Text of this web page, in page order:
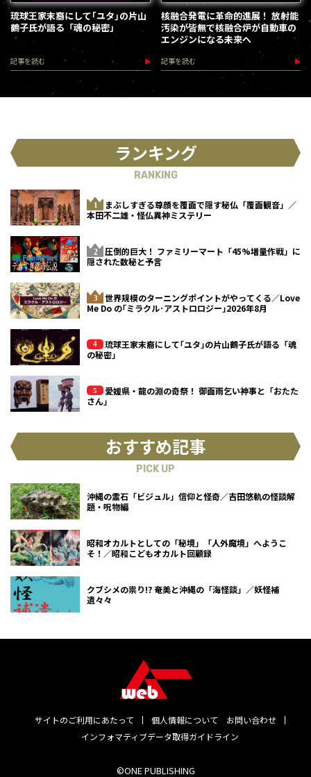
琉球王家末裔にして｢ユタ｣の片山
鶴子氏が語る「魂の秘密」
記事を読む
核融合発電に革命的進展！ 放射能
汚染が皆無で核融合炉が自動車の
エンジンになる未来へ
記事を読む
ランキング
RANKING
まぶしすぎる尊顔を覆面で隠す秘仏「覆面観音」／
本田不二雄・怪仏異神ミステリー
圧倒的巨大！ ファミリーマート「45%増量作戦」に
隠された数秘と予言
世界規模のターニングポイントがやってくる／Love
Me Do の｢ミラクル･アストロロジー｣2026年8月
琉球王家末裔にして｢ユタ｣の片山鶴子氏が語る「魂
の秘密」
愛媛県・龍の淵の奇祭！ 御面雨乞い神事と「おたた
さん」
おすすめ記事
PICK UP
沖縄の霊石「ビジュル」信仰と怪奇／吉田悠軌の怪談解
題・呪物編
昭和オカルトとしての「秘境」「人外魔境」へようこ
そ！／昭和こどもオカルト回顧録
クブシメの祟り!? 奄美と沖縄の「海怪談」／妖怪補
遺々々
サイトのご利用にあたって 個人情報について
お問い合わせ
インフォマティブデータ取得ガイドライン
©ONE PUBLISHING